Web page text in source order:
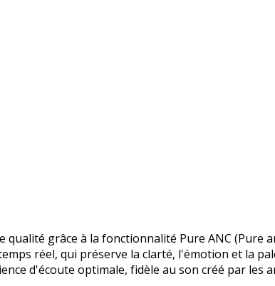
qualité grâce à la fonctionnalité Pure ANC
réel, qui préserve la clarté, l'émotion et la
d'écoute optimale, fidèle au son créé par les